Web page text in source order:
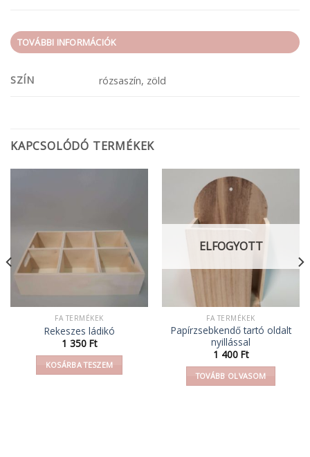
TOVÁBBI INFORMÁCIÓK
SZÍN rózsaszín, zöld
KAPCSOLÓDÓ TERMÉKEK
FA TERMÉKEK
Rekeszes ládikó
1 350 Ft
KOSÁRBA TESZEM
ELFOGYOTT
FA TERMÉKEK
Papírzsebkendő tartó oldalt
nyillással
1 400 Ft
TOVÁBB OLVASOM